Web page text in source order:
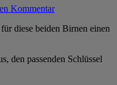
Kommentar
diese beiden Birnen einen
den passenden Schlüssel